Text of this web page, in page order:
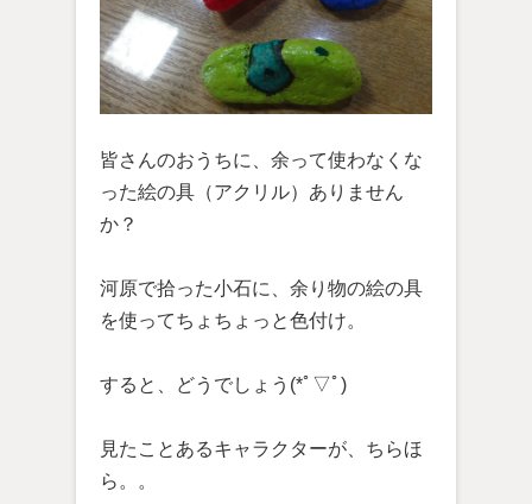
皆さんのおうちに、余って使わなくな
った絵の具（アクリル）ありません
か？
河原で拾った小石に、余り物の絵の具
を使ってちょちょっと色付け。
すると、どうでしょう(*ﾟ▽ﾟ)
見たことあるキャラクターが、ちらほ
ら。。